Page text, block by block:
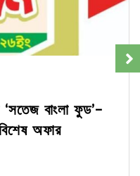
‘সতেজ বাংলা ফুড’-
অফার